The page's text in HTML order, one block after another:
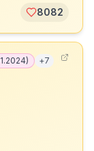
8082
) +7